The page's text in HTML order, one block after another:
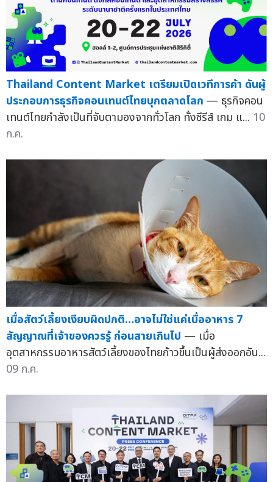
Thailand Content Market เตรียมเปิดเวทีการค้า ดันผู้
ประกอบการธุรกิจคอนเทนต์ไทยบุกตลาดโลก — ธุรกิจคอน
เทนต์ไทยกำลังเป็นที่จับตามองจากทั่วโลก ทั้งซีรีส์ เกม แ... 10
ก.ค.
เมื่อสัตว์เลี้ยงเงียบผิดปกติ…อาจไม่ใช่แค่เบื่ออาหาร 7
สัญญาณที่เจ้าของควรรู้ ก่อนสายเกินไป — เมื่อ
อุตสาหกรรมอาหารสัตว์เลี้ยงของไทยก้าวขึ้นเป็นผู้ส่งออกอัน...
09 ก.ค.